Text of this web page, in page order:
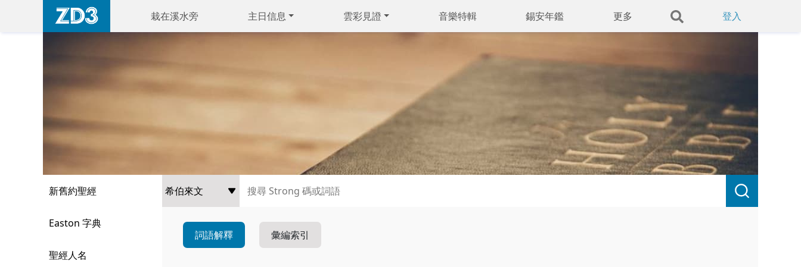
栽在溪水旁 主日信息 雲彩見證 音樂特輯 錫安年鑑 更多 登入
新舊約聖經
Easton 字典
聖經人名
詞語解釋 彙編索引